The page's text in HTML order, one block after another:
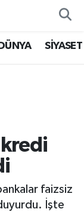
DÜNYA SİYASET
faizsiz
İşte